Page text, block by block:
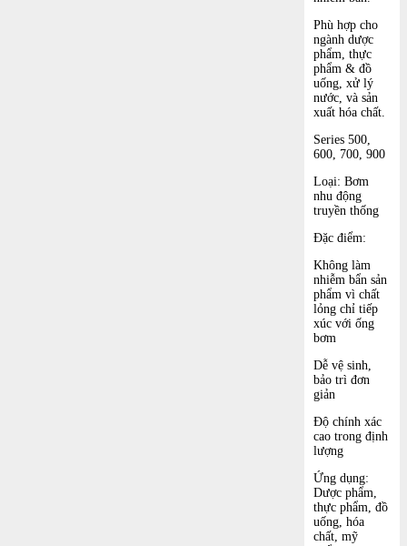
Phù hợp cho
ngành dược
phẩm, thực
phẩm & đồ
uống, xử lý
nước, và sản
xuất hóa chất.
Series 500,
600, 700, 900
Loại: Bơm
nhu động
truyền thống
Đặc điểm:
Không làm
nhiễm bẩn sản
phẩm vì chất
lỏng chỉ tiếp
xúc với ống
bơm
Dễ vệ sinh,
bảo trì đơn
giản
Độ chính xác
cao trong định
lượng
Ứng dụng:
Dược phẩm,
thực phẩm, đồ
uống, hóa
chất, mỹ